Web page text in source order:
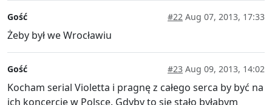
Gość #22 Aug 07, 2013, 17:33
Żeby był we Wrocławiu
Gość #23 Aug 09, 2013, 14:02
Kocham serial Violetta i pragnę z całego serca by być na
ich koncercie w Polsce. Gdyby to się stało byłabym